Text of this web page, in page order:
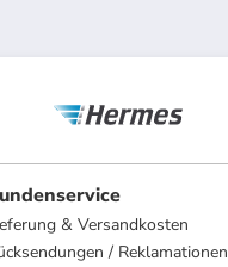
& Versandkosten
/ Reklamationen